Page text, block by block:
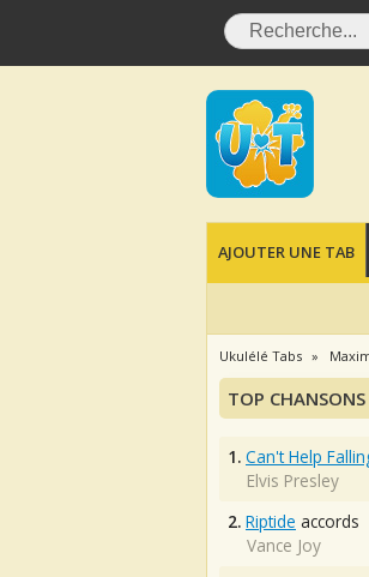
AJOUTER UNE TAB
Ukulélé Tabs
TOP
1. Can't Help
Elvis Presley
2. Riptide accords
Vance Joy